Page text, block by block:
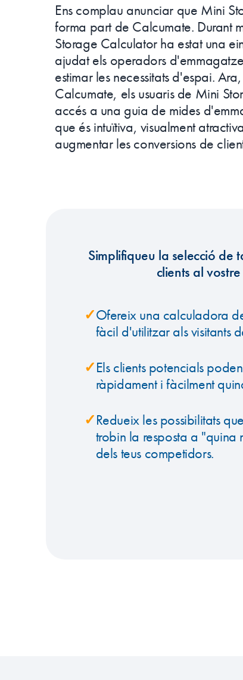
Ens complau anunciar que Mini
forma part de Calcumate. Durant
Storage Calculator ha estat una
ajudat els operadors
estimar les necessitats d'espai.
Calcumate, els usuaris de Mini
accés a una guia de mides
que és intuïtiva, visualment
augmentar les conversions de
Simplifiqueu la selecció de
clients al
✓Ofereix una calculadora
fàcil d'utilitzar als visitants
✓Els clients potencials
ràpidament i fàcilment
✓Redueix les possibilitats
trobin la resposta a "quina
dels teus competidors.